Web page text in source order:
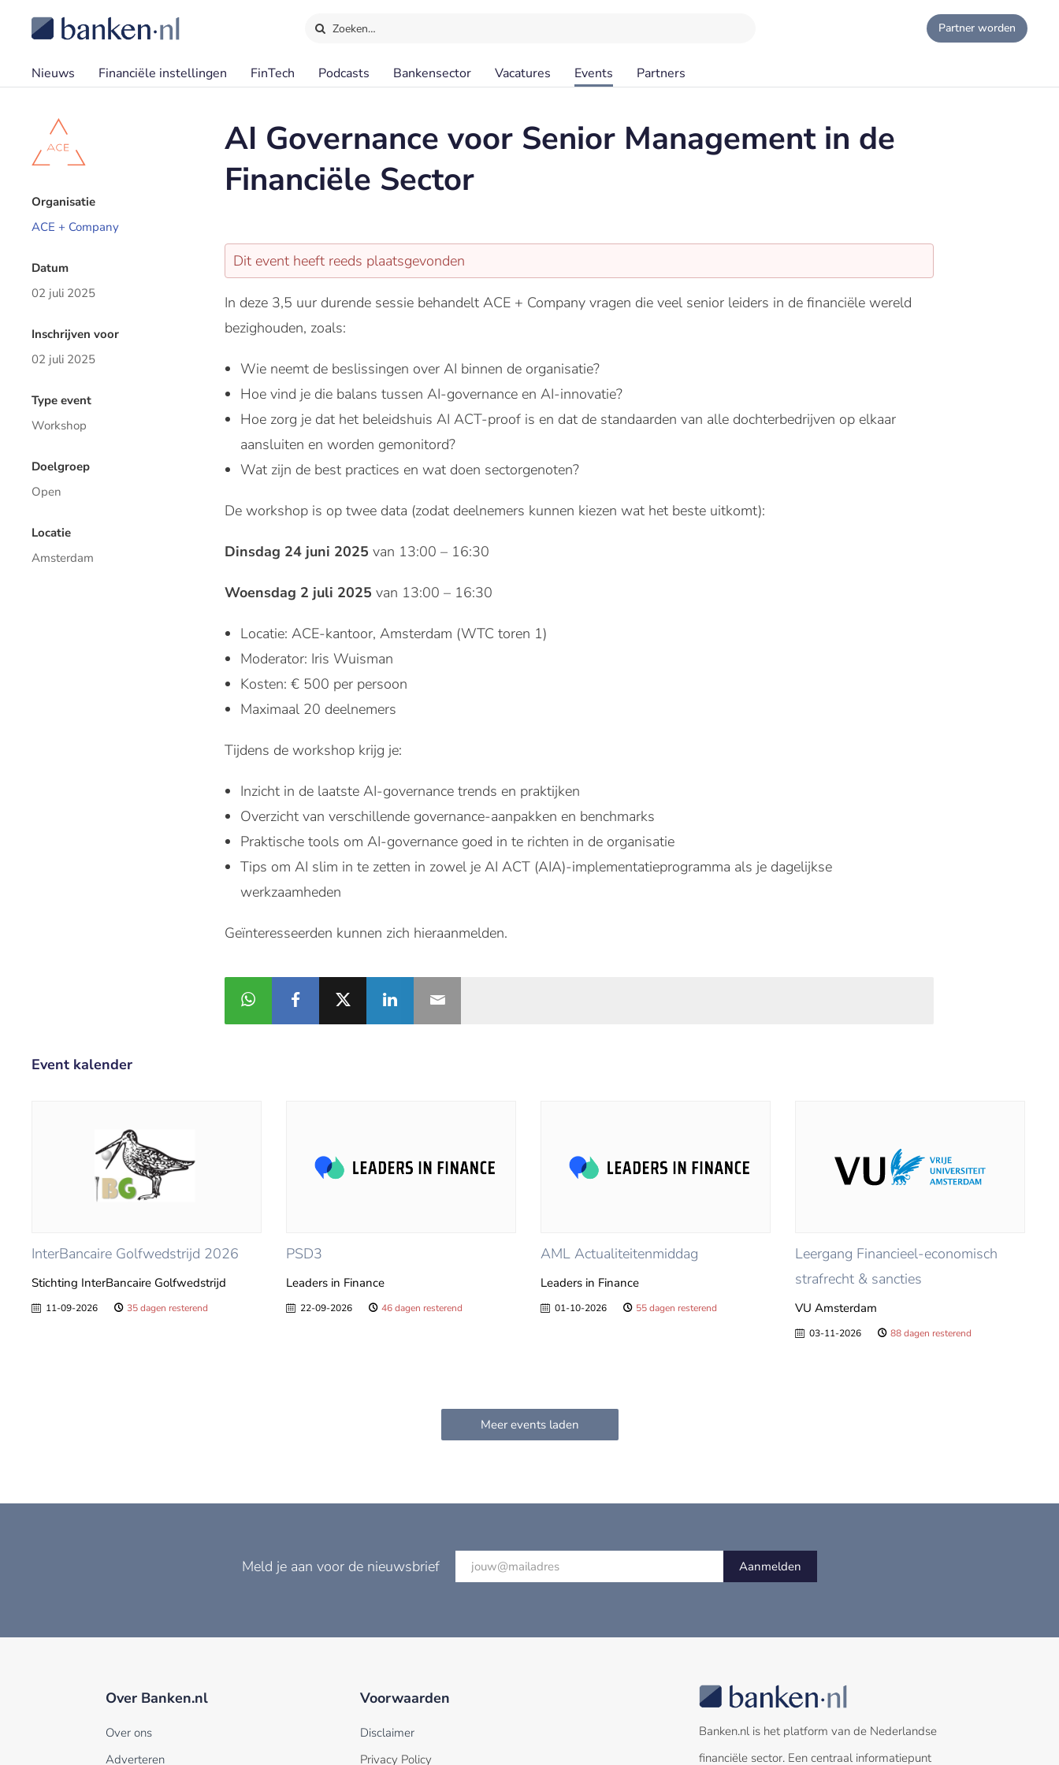
Zoeken… Partner worden
Nieuws Financiële instellingen FinTech Podcasts Bankensector Vacatures Events Partners
AI Governance voor Senior Management in de
Financiële Sector
Organisatie
ACE + Company
Datum
02 juli 2025
Inschrijven voor
02 juli 2025
Type event
Workshop
Doelgroep
Open
Locatie
Amsterdam
Dit event heeft reeds plaatsgevonden
In deze 3,5 uur durende sessie behandelt ACE + Company vragen die veel senior leiders in de financiële wereld
bezighouden, zoals:
Wie neemt de beslissingen over AI binnen de organisatie?
Hoe vind je die balans tussen AI-governance en AI-innovatie?
Hoe zorg je dat het beleidshuis AI ACT-proof is en dat de standaarden van alle dochterbedrijven op elkaar
aansluiten en worden gemonitord?
Wat zijn de best practices en wat doen sectorgenoten?
De workshop is op twee data (zodat deelnemers kunnen kiezen wat het beste uitkomt):
Dinsdag 24 juni 2025 van 13:00 – 16:30
Woensdag 2 juli 2025 van 13:00 – 16:30
Locatie: ACE-kantoor, Amsterdam (WTC toren 1)
Moderator: Iris Wuisman
Kosten: € 500 per persoon
Maximaal 20 deelnemers
Tijdens de workshop krijg je:
Inzicht in de laatste AI-governance trends en praktijken
Overzicht van verschillende governance-aanpakken en benchmarks
Praktische tools om AI-governance goed in te richten in de organisatie
Tips om AI slim in te zetten in zowel je AI ACT (AIA)-implementatieprogramma als je dagelijkse
werkzaamheden
Geïnteresseerden kunnen zich hieraanmelden.
Event kalender
InterBancaire Golfwedstrijd 2026
Stichting InterBancaire Golfwedstrijd
11-09-2026 35 dagen resterend
PSD3
Leaders in Finance
22-09-2026 46 dagen resterend
AML Actualiteitenmiddag
Leaders in Finance
01-10-2026 55 dagen resterend
Leergang Financieel-economisch
strafrecht & sancties
VU Amsterdam
03-11-2026 88 dagen resterend
Meld je aan voor de nieuwsbrief Aanmelden
Over Banken.nl
Over ons
Adverteren
Voorwaarden
Disclaimer
Privacy Policy
Banken.nl is het platform van de Nederlandse
financiële sector. Een centraal informatiepunt